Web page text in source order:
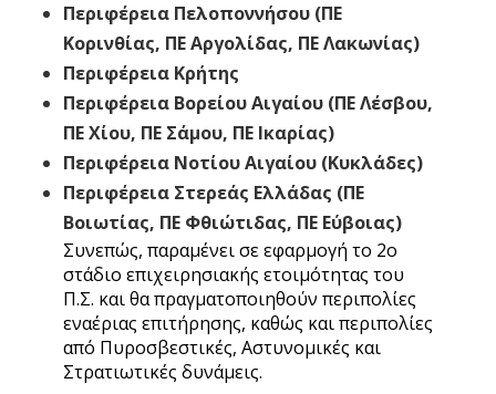
Περιφέρεια Πελοποννήσου (ΠΕ
Κορινθίας, ΠΕ Αργολίδας, ΠΕ Λακωνίας)
Περιφέρεια Κρήτης
Περιφέρεια Βορείου Αιγαίου (ΠΕ Λέσβου,
ΠΕ Χίου, ΠΕ Σάμου, ΠΕ Ικαρίας)
Περιφέρεια Νοτίου Αιγαίου (Κυκλάδες)
Περιφέρεια Στερεάς Ελλάδας (ΠΕ
Βοιωτίας, ΠΕ Φθιώτιδας, ΠΕ Εύβοιας)
Συνεπώς, παραμένει σε εφαρμογή το 2ο
στάδιο επιχειρησιακής ετοιμότητας του
Π.Σ. και θα πραγματοποιηθούν περιπολίες
εναέριας επιτήρησης, καθώς και περιπολίες
από Πυροσβεστικές, Αστυνομικές και
Στρατιωτικές δυνάμεις.